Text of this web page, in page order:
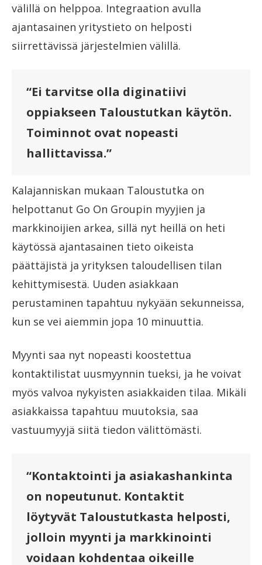
välillä on helppoa. Integraation avulla
ajantasainen yritystieto on helposti
siirrettävissä järjestelmien välillä.
“Ei tarvitse olla diginatiivi
oppiakseen Taloustutkan käytön.
Toiminnot ovat nopeasti
hallittavissa.”
Kalajanniskan mukaan Taloustutka on
helpottanut Go On Groupin myyjien ja
markkinoijien arkea, sillä nyt heillä on heti
käytössä ajantasainen tieto oikeista
päättäjistä ja yrityksen taloudellisen tilan
kehittymisestä. Uuden asiakkaan
perustaminen tapahtuu nykyään sekunneissa,
kun se vei aiemmin jopa 10 minuuttia.
Myynti saa nyt nopeasti koostettua
kontaktilistat uusmyynnin tueksi, ja he voivat
myös valvoa nykyisten asiakkaiden tilaa. Mikäli
asiakkaissa tapahtuu muutoksia, saa
vastuumyyjä siitä tiedon välittömästi.
“Kontaktointi ja asiakashankinta
on nopeutunut. Kontaktit
löytyvät Taloustutkasta helposti,
jolloin myynti ja markkinointi
voidaan kohdentaa oikeille